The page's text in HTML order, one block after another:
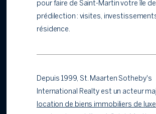
pour faire de Saint-Martin votre île de
prédilection : visites,
résidence.
Depuis 1999, St. Maarten Sotheby's
International Realty est un acteur
location de biens immobiliers de luxe